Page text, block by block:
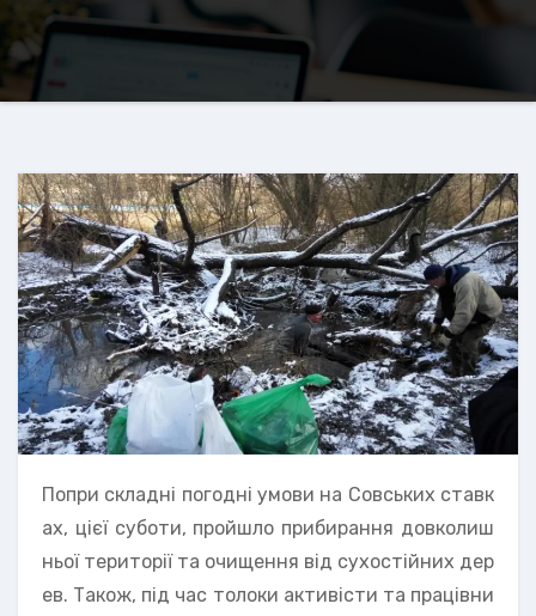
Попри складні погодні умови на Совських ставк
ах, цієї суботи, пройшло прибирання довколиш
ньої території та очищення від сухостійних дер
ев. Також, під час толоки активісти та працівни